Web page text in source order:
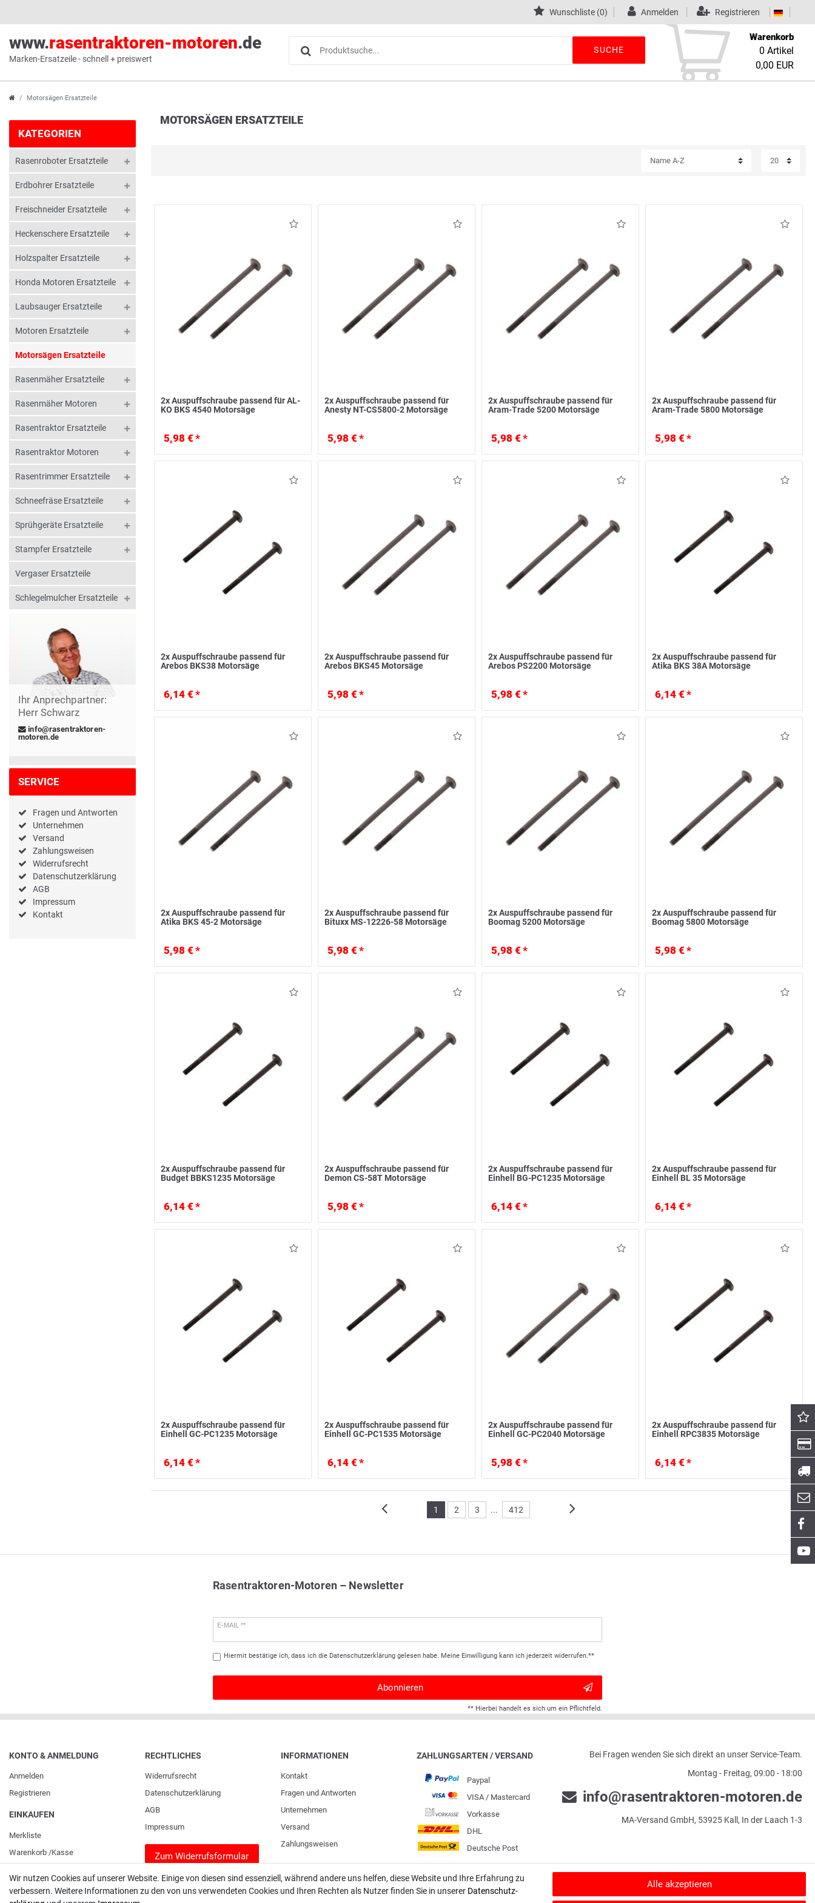
Wunschliste (0) Anmelden Registrieren
www.rasentraktoren-motoren.de
Marken-Ersatzeile - schnell + preiswert
SUCHE
Warenkorb
0 Artikel
0,00 EUR
Motorsägen Ersatzteile
KATEGORIEN
Rasenroboter Ersatzteile
Erdbohrer Ersatzteile
Freischneider Ersatzteile
Heckenschere Ersatzteile
Holzspalter Ersatzteile
Honda Motoren Ersatzteile
Laubsauger Ersatzteile
Motoren Ersatzteile
Motorsägen Ersatzteile
Rasenmäher Ersatzteile
Rasenmäher Motoren
Rasentraktor Ersatzteile
Rasentraktor Motoren
Rasentrimmer Ersatzteile
Schneefräse Ersatzteile
Sprühgeräte Ersatzteile
Stampfer Ersatzteile
Vergaser Ersatzteile
Schlegelmulcher Ersatzteile
Ihr Anprechpartner:
Herr Schwarz
info@rasentraktoren-
motoren.de
SERVICE
Fragen und Antworten
Unternehmen
Versand
Zahlungsweisen
Widerrufsrecht
Datenschutzerklärung
AGB
Impressum
Kontakt
MOTORSÄGEN ERSATZTEILE
2x Auspuffschraube passend für AL-
KO BKS 4540 Motorsäge
5,98 € *
2x Auspuffschraube passend für
Anesty NT-CS5800-2 Motorsäge
5,98 € *
2x Auspuffschraube passend für
Aram-Trade 5200 Motorsäge
5,98 € *
2x Auspuffschraube passend für
Aram-Trade 5800 Motorsäge
5,98 € *
2x Auspuffschraube passend für
Arebos BKS38 Motorsäge
6,14 € *
2x Auspuffschraube passend für
Arebos BKS45 Motorsäge
5,98 € *
2x Auspuffschraube passend für
Arebos PS2200 Motorsäge
5,98 € *
2x Auspuffschraube passend für
Atika BKS 38A Motorsäge
6,14 € *
2x Auspuffschraube passend für
Atika BKS 45-2 Motorsäge
5,98 € *
2x Auspuffschraube passend für
Bituxx MS-12226-58 Motorsäge
5,98 € *
2x Auspuffschraube passend für
Boomag 5200 Motorsäge
5,98 € *
2x Auspuffschraube passend für
Boomag 5800 Motorsäge
5,98 € *
2x Auspuffschraube passend für
Budget BBKS1235 Motorsäge
6,14 € *
2x Auspuffschraube passend für
Demon CS-58T Motorsäge
5,98 € *
2x Auspuffschraube passend für
Einhell BG-PC1235 Motorsäge
6,14 € *
2x Auspuffschraube passend für
Einhell BL 35 Motorsäge
6,14 € *
2x Auspuffschraube passend für
Einhell GC-PC1235 Motorsäge
6,14 € *
2x Auspuffschraube passend für
Einhell GC-PC1535 Motorsäge
6,14 € *
2x Auspuffschraube passend für
Einhell GC-PC2040 Motorsäge
5,98 € *
2x Auspuffschraube passend für
Einhell RPC3835 Motorsäge
6,14 € *
1 2 3 ... 412
Rasentraktoren-Motoren – Newsletter
E-MAIL **
Hiermit bestätige ich, dass ich die Daten­schutz­erklärunggelesen habe. Meine Einwilligung kann ich jederzeit widerrufen.**
Abonnieren
** Hierbei handelt es sich um ein Pflichtfeld.
KONTO & ANMELDUNG
Anmelden
Registrieren
EINKAUFEN
Merkliste
Warenkorb /Kasse
RECHTLICHES
Widerrufs­recht
Daten­schutz­erklärung
AGB
Impressum
Zum Widerrufsformular
INFORMATIONEN
Kontakt
Fragen und Antworten
Unternehmen
Versand
Zahlungsweisen
ZAHLUNGSARTEN / VERSAND
Paypal
VISA / Mastercard
Vorkasse
DHL
Deutsche Post
Bei Fragen wenden Sie sich direkt an unser Service-Team.
Montag - Freitag, 09:00 - 18:00
info@rasentraktoren-motoren.de
MA-Versand GmbH, 53925 Kall, In der Laach 1-3
Wir nutzen Cookies auf unserer Website. Einige von diesen sind essenziell, während andere uns helfen, diese Website und Ihre Erfahrung zu
verbessern. Weitere Informationen zu den von uns verwendeten Cookies und Ihren Rechten als Nutzer finden Sie in unserer Daten­schutz­
Alle akzeptieren